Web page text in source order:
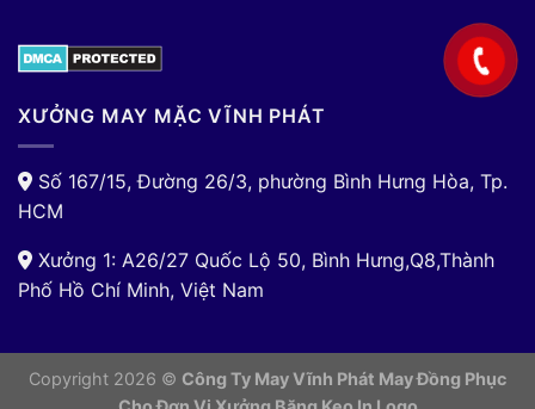
XƯỞNG MAY MẶC VĨNH PHÁT
Số 167/15, Đường 26/3, phường Bình Hưng Hòa, Tp.
HCM
Xưởng 1: A26/27 Quốc Lộ 50, Bình Hưng,Q8,Thành
Phố Hồ Chí Minh, Việt Nam
Copyright 2026 © Công Ty May Vĩnh Phát May Đồng Phục